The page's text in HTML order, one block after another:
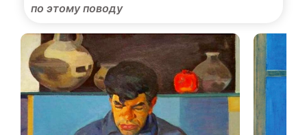
по этому поводу